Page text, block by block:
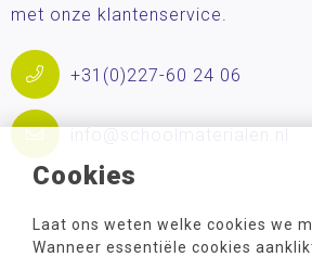
Cookies
Laat ons weten welke cookies we
Wanneer essentiële cookies
met onze klantenservice.
+31(0)227-60 24 06